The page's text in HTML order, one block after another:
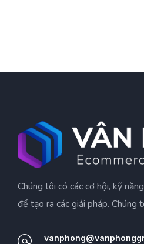
Chúng tôi có các cơ hội, kỹ
để tạo ra các giải pháp. Chúng